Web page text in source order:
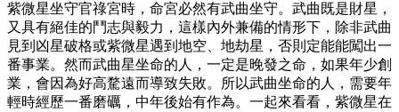
紫微星坐守官祿宮時，命宮必然有武曲坐守。武曲既是財星，
又具有絕佳的鬥志與毅力，這樣內外兼備的情形下，除非武曲
見到凶星破格或紫微星遇到地空、地劫星，否則定能能闖出一
番事業。然而武曲星坐命的人，一定是晚發之命，如果年少創
業，會因為好高騖遠而導致失敗。所以武曲坐命的人，需要年
輕時經歷一番磨礪，中年後始有作為。一起來看看，紫微星在